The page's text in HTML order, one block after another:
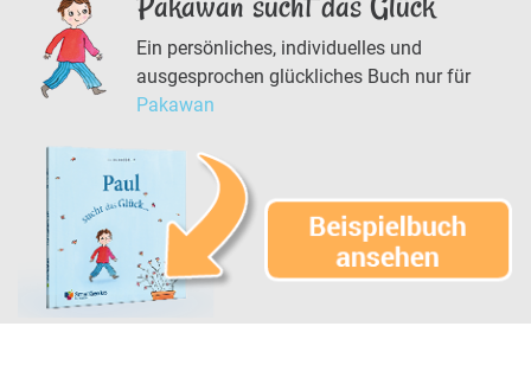
Ein persönliches, individuelles und
ausgesprochen glückliches Buch nur für
Pakawan